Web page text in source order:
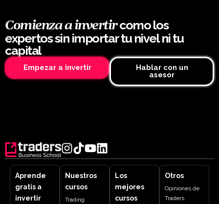
Comienza a invertircomo los
expertos sin importar tu nivel ni tu
capital
Empezar a invertir
Hablar con un
asesor
Aprende
gratis a
invertir
Nuestros
cursos
Trading
Los
mejores
cursos
Otros
Opiniones de
Traders